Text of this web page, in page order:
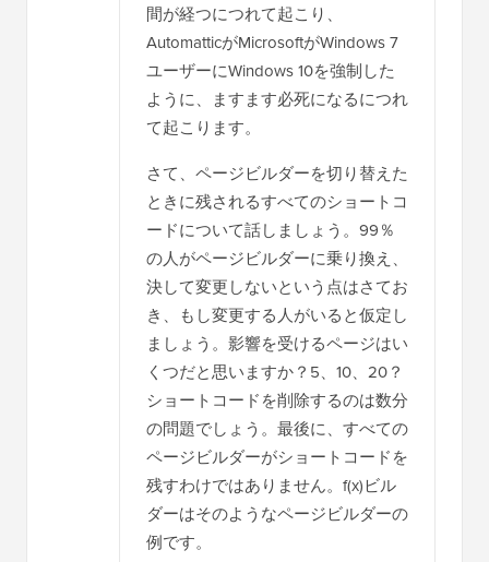
間が経つにつれて起こり、
AutomatticがMicrosoftがWindows 7
ユーザーにWindows 10を強制した
ように、ますます必死になるにつれ
て起こります。
さて、ページビルダーを切り替えた
ときに残されるすべてのショートコ
ードについて話しましょう。99％
の人がページビルダーに乗り換え、
決して変更しないという点はさてお
き、もし変更する人がいると仮定し
ましょう。影響を受けるページはい
くつだと思いますか？5、10、20？
ショートコードを削除するのは数分
の問題でしょう。最後に、すべての
ページビルダーがショートコードを
残すわけではありません。f(x)ビル
ダーはそのようなページビルダーの
例です。